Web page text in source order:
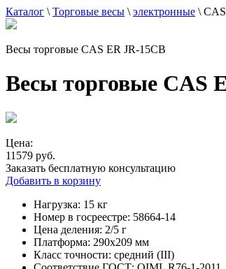
Каталог \ Торговые весы \ электронные \
Весы торговые CAS ER JR-15CB
Весы торговые CAS
Цена:
11579 руб.
Заказать бесплатную консультацию
Добавить в корзину
Нагрузка: 15 кг
Номер в госреестре: 58664-14
Цена деления: 2/5 г
Платформа: 290х209 мм
Класс точности: средний (III)